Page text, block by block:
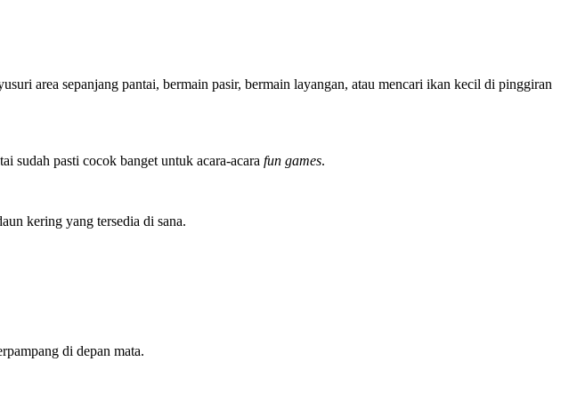
area sepanjang pantai, bermain pasir, bermain layangan, atau mencari ikan kecil di pinggiran
sudah pasti cocok banget untuk acara-acara fun games.
kering yang tersedia di sana.
di depan mata.